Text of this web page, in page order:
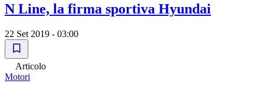
N Line, la firma sportiva Hyundai
22 Set 2019 - 03:00
Articolo
Motori